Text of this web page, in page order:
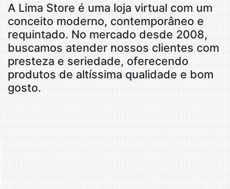
A Lima Store é uma loja virtual com um
conceito moderno, contemporâneo e
requintado. No mercado desde 2008,
buscamos atender nossos clientes com
presteza e seriedade, oferecendo
produtos de altíssima qualidade e bom
gosto.